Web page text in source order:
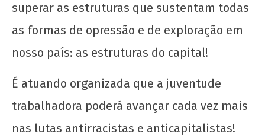
fevereiro
de 2022
wp-
admin
superar as estruturas que sustentam todas
as formas de opressão e de exploração em
nosso país: as estruturas do capital!
É atuando organizada que a juventude
trabalhadora poderá avançar cada vez mais
nas lutas antirracistas e anticapitalistas!